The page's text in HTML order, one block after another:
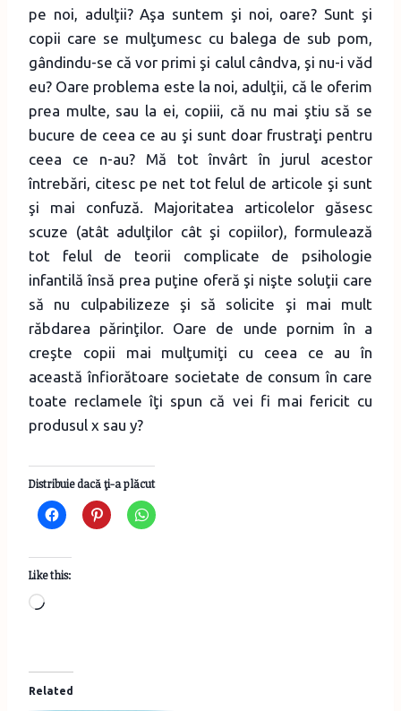
pe noi, adulţii? Aşa suntem şi noi, oare? Sunt şi
copii care se mulţumesc cu balega de sub pom,
gândindu-se că vor primi şi calul cândva, şi nu-i văd
eu? Oare problema este la noi, adulţii, că le oferim
prea multe, sau la ei, copiii, că nu mai ştiu să se
bucure de ceea ce au şi sunt doar frustraţi pentru
ceea ce n-au? Mă tot învârt în jurul acestor
întrebări, citesc pe net tot felul de articole şi sunt
şi mai confuză. Majoritatea articolelor găsesc
scuze (atât adulţilor cât şi copiilor), formulează
tot felul de teorii complicate de psihologie
infantilă însă prea puţine oferă şi nişte soluţii care
să nu culpabilizeze şi să solicite şi mai mult
răbdarea părinţilor. Oare de unde pornim în a
creşte copii mai mulţumiţi cu ceea ce au în
această înfiorătoare societate de consum în care
toate reclamele îţi spun că vei fi mai fericit cu
produsul x sau y?
Distribuie dacă ţi-a plăcut
Like this:
L
d
i
Related